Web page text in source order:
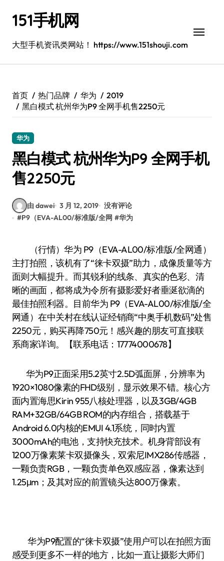
151手机网
大型手机资讯类网站！ https://www.151shouji.com
首页 热门品牌 华为
2019
黑白模式 杭州华为P9 全网手机售2250元
华为
黑白模式 杭州华为P9 全网手机
售2250元
由 dawei 3 月 12, 2019 没有评论
#P9（EVA-AL00/标准版/全网 #华为
（行情）华为 P9（EVA-AL00/标准版/全网通）
主打拍照，该机有了“徕卡双摄”助力，成像质量等方
面则大幅提升。而其锐利的线条、真实的色彩、清
晰的画面，都将成为令所有摄影爱好者垂涎欲滴的
最佳拍照利器。目前华为 P9（EVA-AL00/标准版/全
网通）在中关村在线认证经销商“中奥手机数码”处售
2250元，购买再降750元！感兴趣的朋友可直接联
系商家详询。【联系电话：17774000678】
华为P9正面采用5.2英寸2.5D弧面屏，分辨率为
1920×1080像素的FHD级别，显示效果不错。核心方
面内置海思Kirin 955八核处理器，以及3GB/4GB
RAM+32GB/64GB ROM的内存组合，搭载基于
Android 6.0内核的EMUI 4.1系统，同时内置
3000mAh的电池，支持快充技术。机身背部设有
1200万像素莱卡双摄像头，双索尼IMX286传感器，
一颗负责RGB，一颗负责单色双感应器，像素达到
1.25μm；及其对应的前置镜头达800万像素。
华为P9配置的“徕卡双摄”使用户可以在拍照方面
感受到更多不一样的地方，比如一直让摄影大师们